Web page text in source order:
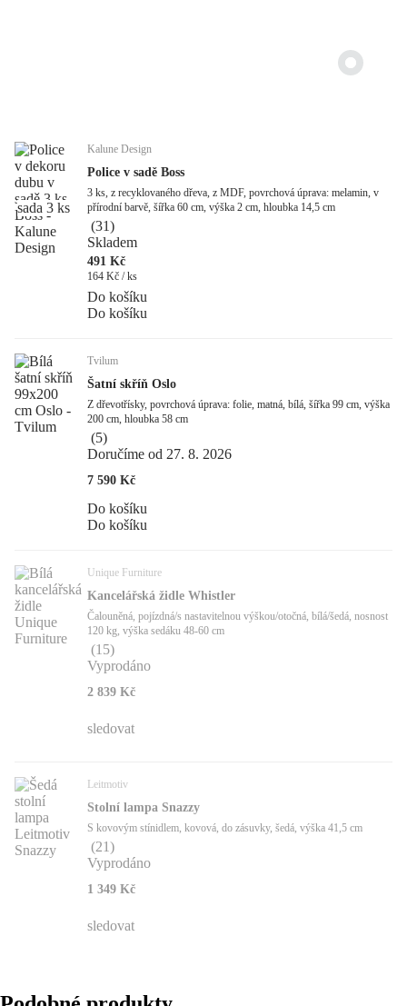
sada 3 ks
Kalune Design
Police v sadě Boss
3 ks, z recyklovaného dřeva, z MDF, povrchová úprava: melamin, v
přírodní barvě, šířka 60 cm, výška 2 cm, hloubka 14,5 cm
(31)
Skladem
491 Kč
164 Kč / ks
Do košíku
Do košíku
Tvilum
Šatní skříň Oslo
Z dřevotřísky, povrchová úprava: folie, matná, bílá, šířka 99 cm, výška
200 cm, hloubka 58 cm
(5)
Doručíme od 27. 8. 2026
7 590 Kč
Do košíku
Do košíku
Unique Furniture
Kancelářská židle Whistler
Čalouněná, pojízdná/s nastavitelnou výškou/otočná, bílá/šedá, nosnost
120 kg, výška sedáku 48-60 cm
(15)
Vyprodáno
2 839 Kč
sledovat
Leitmotiv
Stolní lampa Snazzy
S kovovým stínidlem, kovová, do zásuvky, šedá, výška 41,5 cm
(21)
Vyprodáno
1 349 Kč
sledovat